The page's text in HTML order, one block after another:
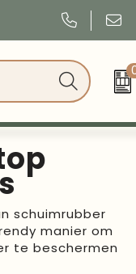
schuimrubber
manier om
te beschermen